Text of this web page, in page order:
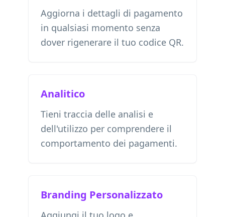
Aggiorna i dettagli di pagamento
in qualsiasi momento senza
dover rigenerare il tuo codice QR.
Analitico
Tieni traccia delle analisi e
dell'utilizzo per comprendere il
comportamento dei pagamenti.
Branding Personalizzato